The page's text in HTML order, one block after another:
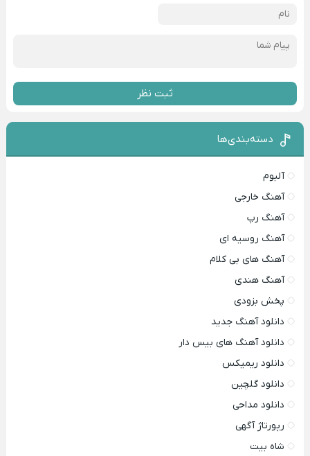
ثبت نظر
دسته‌بندی‌ها
آلبوم
آهنگ خارجی
آهنگ رپ
آهنگ روسیه ای
آهنگ های بی کلام
آهنگ هندی
پخش بزودی
دانلود آهنگ جدید
دانلود آهنگ های بیس دار
دانلود ریمیکس
دانلود گلچین
دانلود مداحی
رپورتاژ آگهی
شاه بیت